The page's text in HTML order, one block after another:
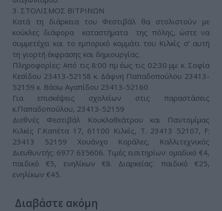
3. ΣΤΟΛΙΣΜΟΣ ΒΙΤΡΙΝΩΝ
Κατά τη διάρκεια του Φεστιβάλ θα στολιστούν με
κούκλες διάφορα καταστήματα της πόλης, ώστε να
συμμετέχει και το εμπορικό κομμάτι του Kιλκίς σ’ αυτή
τη γιορτή έκφρασης και δημιουργίας.
Πληροφορίες: Από τις 8:00 πμ έως τις 02:30 μμ: κ. Σοφία
Κεσίδου 23413-52158 κ. Δάφνη Παπαδοπούλου 23413-
52159 κ. Βάσω Αγαπίδου 23413-52160
Για επισκέψεις σχολείων στις παραστάσεις
κ.Παπαδοπούλου, 23413-52159
Διεθνές Φεστιβάλ Κουκλοθεάτρου και Παντομίμας
Κιλκίς Γ.Καπέτα 17, 61100 Κιλκίς, Τ. 23413 52107, F:
23413 52159 Xουάνχο Kοράλες, Kαλλιτεχνικός
Διευθυντής: 6977 635606. Τιμές εισιτηρίων: ομαδικό €4,
παιδικό €5, ενηλίκων €8. Διαρκείας: παιδικό €25,
ενηλίκων €45.
Διαβάστε ακόμη